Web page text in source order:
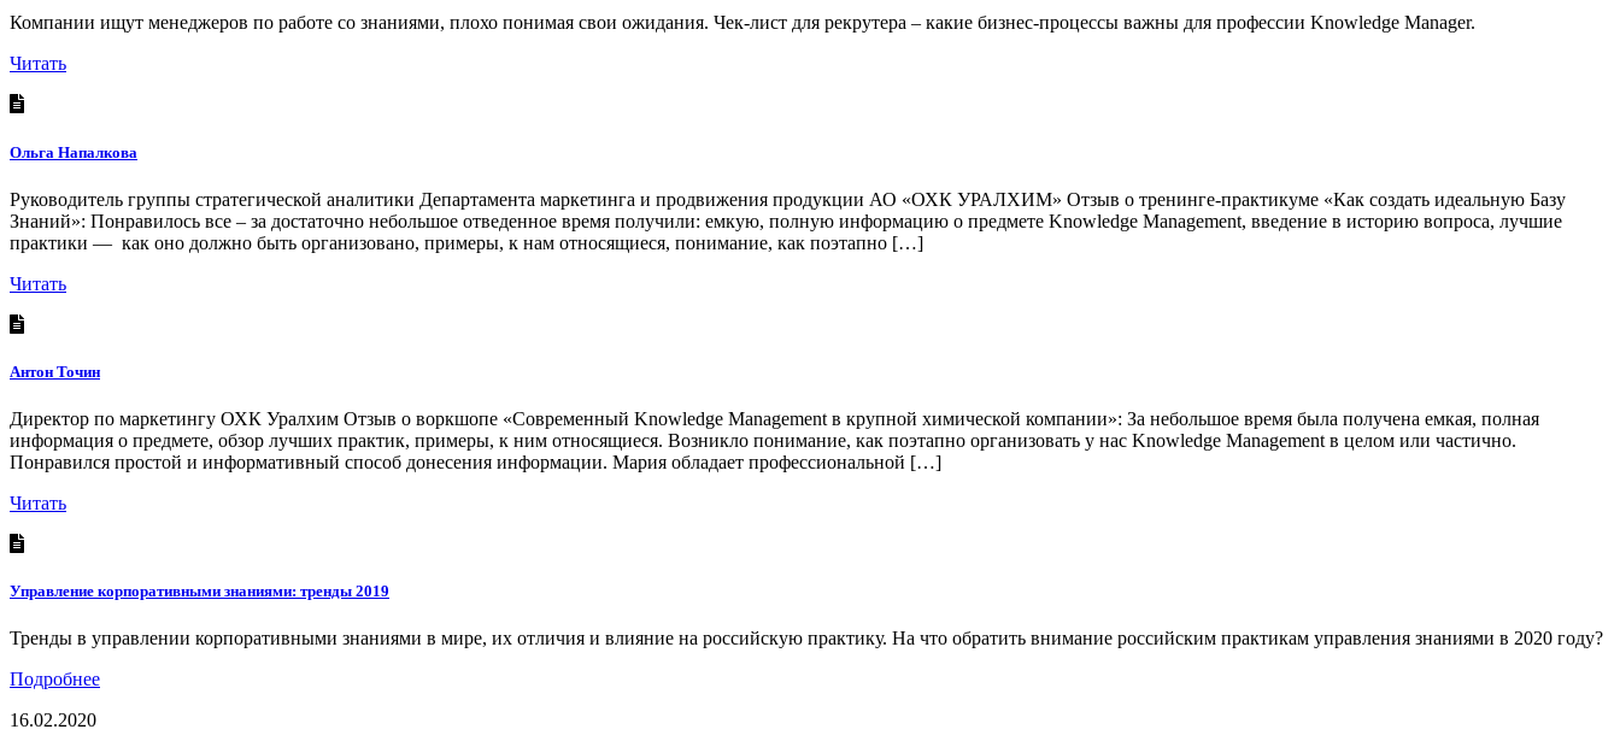
Компании ищут менеджеров по работе со знаниями, плохо понимая свои ожидания. Чек-лист для рекрутера – какие бизнес-процессы важны для профессии Knowledge Manager.
Читать
Ольга Напалкова
Руководитель группы стратегической аналитики Департамента маркетинга и продвижения продукции АО «ОХК УРАЛХИМ» Отзыв о тренинге-практикуме «Как создать идеальную Базу
Знаний»: Понравилось все – за достаточно небольшое отведенное время получили: емкую, полную информацию о предмете Knowledge Management, введение в историю вопроса, лучшие
практики — как оно должно быть организовано, примеры, к нам относящиеся, понимание, как поэтапно […]
Читать
Антон Точин
Директор по маркетингу ОХК Уралхим Отзыв о воркшопе «Современный Knowledge Management в крупной химической компании»: За небольшое время была получена емкая, полная
информация о предмете, обзор лучших практик, примеры, к ним относящиеся. Возникло понимание, как поэтапно организовать у нас Knowledge Management в целом или частично.
Понравился простой и информативный способ донесения информации. Мария обладает профессиональной […]
Читать
Управление корпоративными знаниями: тренды 2019
Тренды в управлении корпоративными знаниями в мире, их отличия и влияние на российскую практику. На что обратить внимание российским практикам управления знаниями в 2020 году?
Подробнее
16.02.2020